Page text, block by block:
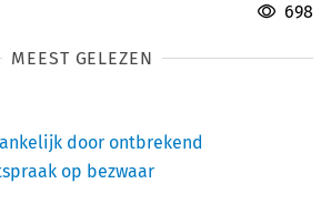
698
MEEST GELEZEN
door ontbrekend
op bezwaar